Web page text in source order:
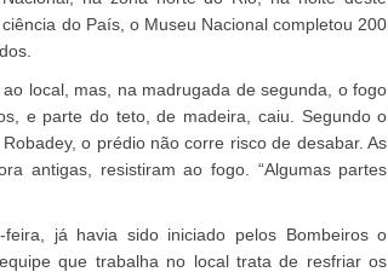
do País, o Museu Nacional completou 200
local, mas, na madrugada de segunda, o fogo
e parte do teto, de madeira, caiu. Segundo o
o prédio não corre risco de desabar. As
antigas, resistiram ao fogo. “Algumas partes
já havia sido iniciado pelos Bombeiros o
que trabalha no local trata de resfriar os